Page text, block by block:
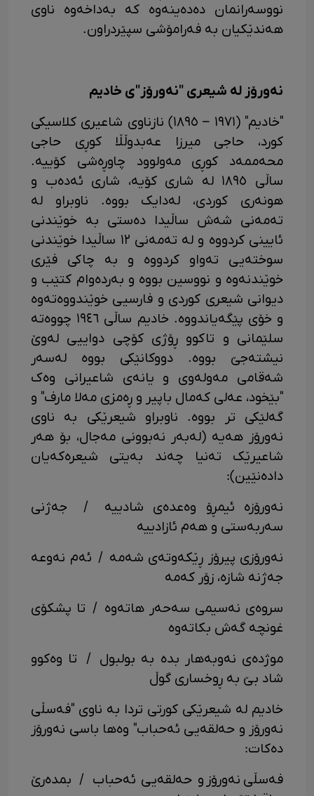
نووسەرانمان دەدەینەوە کە بەداخەوە ناوی
هەندێکیان بە فەرامۆشی سپێردراون.
نەورۆز لە شیعری "نەورۆز"ی خادیم
"خادیم" (١٩٧١ – ١٨٩٥) نازناوی شاعیری کلاسیکی
کورد، حاجی میرزا عەبدوڵڵا کوڕی حاجی
محەممەد کوڕی مەولوود چاوڕەشی کۆییە.
ساڵی ١٨٩٥ لە شاری کۆیە، شاری ئەدەب ‌و
هونەری کوردی، لەدایک بووە. ناوبراو لە
تەمەنی شەش ساڵیدا دەستی بە خوێندنی
ئایینی کردووە‌ و لە تەمەنی ١٢ ساڵیدا خوێندنی
سوختەیی تەواو کردووە‌ و بە چاکی فێری
خوێندنەوە‌ و نووسین بووە‌ و بەردەوام کتێب‌ و
دیوانی شیعری کوردی‌ و فارسیی خوێندووەتەوە‌
و خۆی پێگەیاندووە. خادیم ساڵی ١٩٤٦ چووەتە
سلێمانی ‌و تاکوو ڕۆژی کۆچی دواییی لەوێ
نیشتەجێ بووە. دووکانێکی بووە لەسەر
شەقامی مەولەوی ‌و یانەی شاعیرانی وەک
"بێخود، عەلی کەمال باپیر ‌و ڕەمزی مەلا مارف" ‌و
گەلێکی تر بووە. ناوبراو شیعرێکی بە ناوی
نەورۆز هەیە (لەبەر نەبوونی مەجال، بۆ هەر
شاعیرێک تەنیا چەند بەیتی شیعرەکەیان
دادەنێین):
نەورۆزە ئیمڕۆ وەعدەی شادییە / جەژنی
سەربەستی و هەم ئازادییە
نەورۆزی پیرۆز ڕێکەوتەی شەمە / ئەم نەوعە
جەژنە شازە، زۆر کەمە
سروەی نەسیمی سەحەر هاتەوە / تا پشکۆی
غونچە گەش بکاتەوە
موژدەی نەوبەهار بدە بە بولبول / تا وەکوو
شاد بێ بە ڕوخساری گوڵ
خادیم لە شیعرێکی کورتی تردا بە ناوی "فەسڵی
نەورۆز و حەلقەیی ئەحباب" وەها باسی نەورۆز
دەکات:
فەسڵی نەورۆز و حەلقەیی ئەحباب / بمدەرێ